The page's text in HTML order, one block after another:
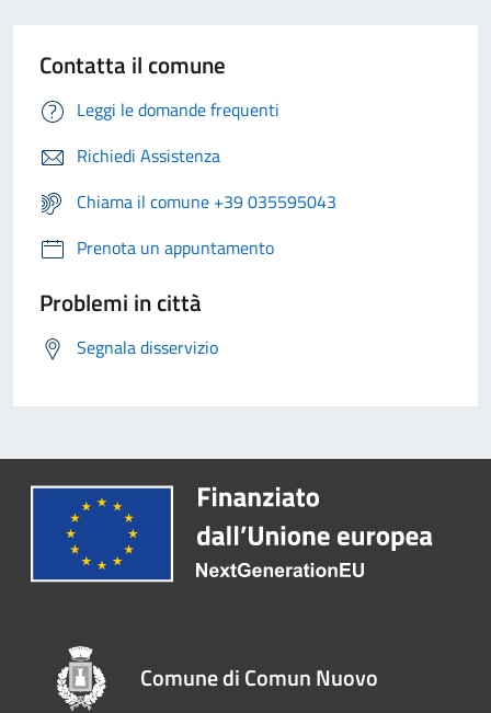
Contatta il comune
Leggi le domande frequenti
Richiedi Assistenza
Chiama il comune +39 035595043
Prenota un appuntamento
Problemi in città
Segnala disservizio
Comune di Comun Nuovo